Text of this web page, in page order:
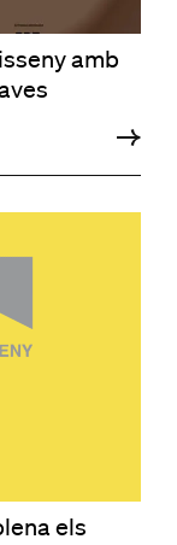
amb
els